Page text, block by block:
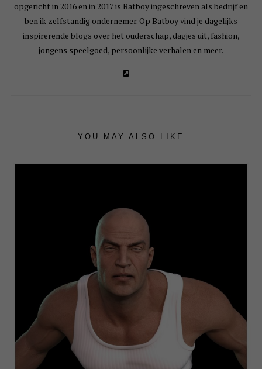
opgericht in 2016 en in 2017 is Batboy ingeschreven als bedrijf en
ben ik zelfstandig ondernemer. Op Batboy vind je dagelijks
inspirerende blogs over het ouderschap, dagjes uit, fashion,
jongens speelgoed, persoonlijke verhalen en meer.
YOU MAY ALSO LIKE